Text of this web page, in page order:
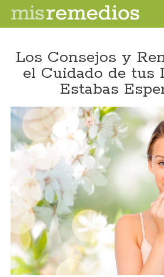
Los Consejos y
el Cuidado de tus
Estabas